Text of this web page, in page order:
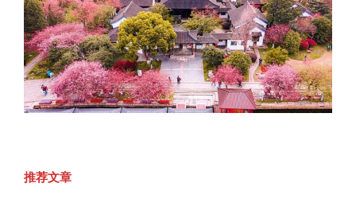
推荐文章